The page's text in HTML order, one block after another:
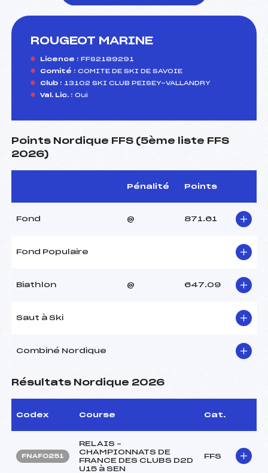
ROUGEOT MARINE
Licence : FFS2189291
Comité : COMITE DE SKI DE SAVOIE
Club : 13102 SKI CLUB PEISEY-VALLANDRY
Val. Lic. : Oui
Points Nordique FFS (5ème liste FFS
2026)
Pénalité Points
Fond @ 871.61
Fond Populaire
Biathlon @ 647.09
Saut à Ski
Combiné Nordique
Résultats Nordique 2026
Codex Course Cat.
FNAF0251
RELAIS –
CHAMPIONNATS DE
FRANCE DES CLUBS D2D
U15 à SEN
FFS